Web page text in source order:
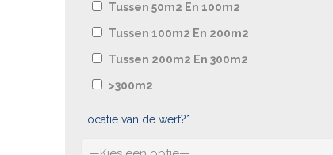
Tussen 50m2 En 100m2
Tussen 100m2 En 200m2
Tussen 200m2 En 300m2
>300m2
Locatie van de werf?*